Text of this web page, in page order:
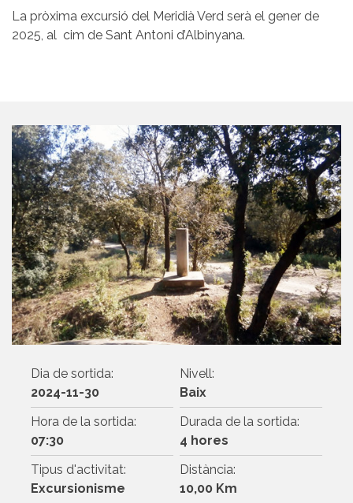
La pròxima excursió del Meridià Verd serà el gener de
2025, al cim de Sant Antoni d’Albinyana.
Dia de sortida:
2024-11-30
Nivell:
Baix
Hora de la sortida:
07:30
Durada de la sortida:
4 hores
Tipus d'activitat:
Excursionisme
Distància:
10,00 Km